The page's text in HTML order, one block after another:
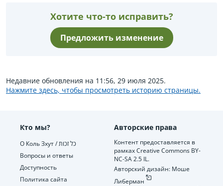
Хотите что-то исправить?
Предложить изменение
Недавние обновления на 11:56, 29 июля 2025.
Нажмите здесь, чтобы просмотреть историю страницы.
Кто мы?
О Коль Зхут / כל זכות
Вопросы и ответы
Доступность
Политика сайта
Авторские права
Контент предоставляется в
рамках Creative Commons BY-
NC-SA 2.5 IL.
Авторский дизайн: Моше
Либерман